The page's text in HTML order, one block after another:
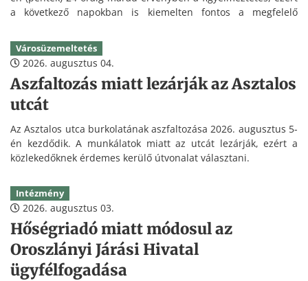
a következő napokban is kiemelten fontos a megfelelő
Városüzemeltetés
2026. augusztus 04.
Aszfaltozás miatt lezárják az Asztalos
utcát
Az Asztalos utca burkolatának aszfaltozása 2026. augusztus 5-
én kezdődik. A munkálatok miatt az utcát lezárják, ezért a
közlekedőknek érdemes kerülő útvonalat választani.
Intézmény
2026. augusztus 03.
Hőségriadó miatt módosul az
Oroszlányi Járási Hivatal
ügyfélfogadása